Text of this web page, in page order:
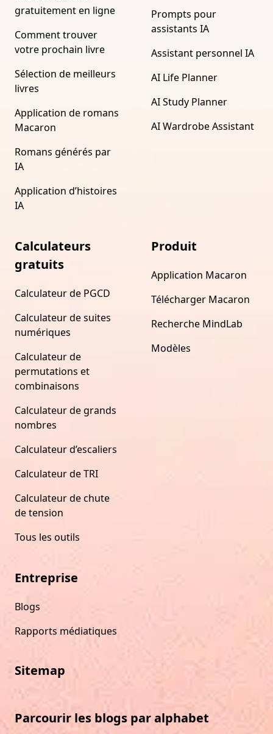
gratuitement en ligne
Comment trouver
votre prochain livre
Sélection de meilleurs
livres
Application de romans
Macaron
Romans générés par
IA
Application d’histoires
IA
Prompts pour
assistants IA
Assistant personnel IA
AI Life Planner
AI Study Planner
AI Wardrobe Assistant
Calculateurs
gratuits
Calculateur de PGCD
Calculateur de suites
numériques
Calculateur de
permutations et
combinaisons
Calculateur de grands
nombres
Calculateur d’escaliers
Calculateur de TRI
Calculateur de chute
de tension
Tous les outils
Produit
Application Macaron
Télécharger Macaron
Recherche MindLab
Modèles
Entreprise
Blogs
Rapports médiatiques
Sitemap
Parcourir les blogs par alphabet